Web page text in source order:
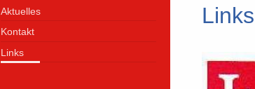
Links
Aktuelles
Kontakt
Links